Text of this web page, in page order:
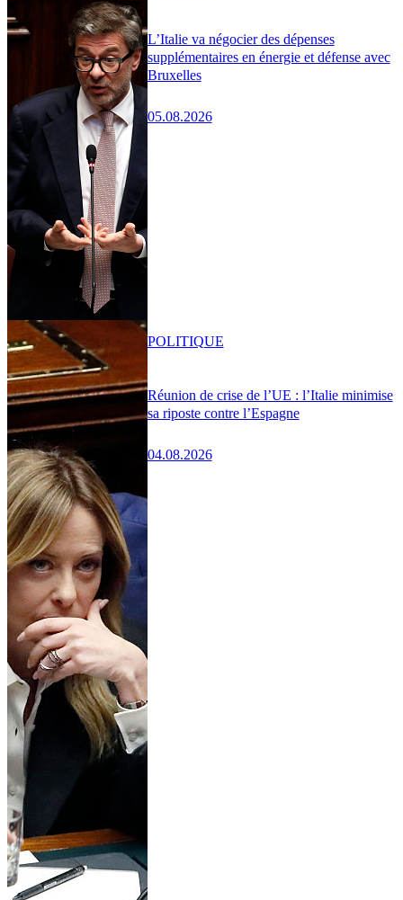
L’Italie va négocier des dépenses
supplémentaires en énergie et défense avec
Bruxelles
05.08.2026
Réunion de crise de l’UE : l’Italie minimise
sa riposte contre l’Espagne
04.08.2026
POLITIQUE